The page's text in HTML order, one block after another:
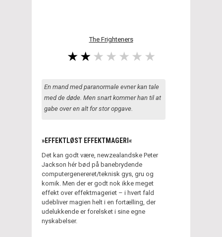
The Frighteners
En mand med paranormale evner kan tale
med de døde. Men snart kommer han til at
gabe over en alt for stor opgave.
»EFFEKTLØST EFFEKTMAGERI«
Det kan godt være, newzealandske Peter
Jackson hér bød på banebrydende
computergenereret/teknisk gys, gru og
komik. Men der er godt nok ikke meget
effekt over effektmageriet – i hvert fald
udebliver magien helt i en fortælling, der
udelukkende er forelsket i sine egne
nyskabelser.